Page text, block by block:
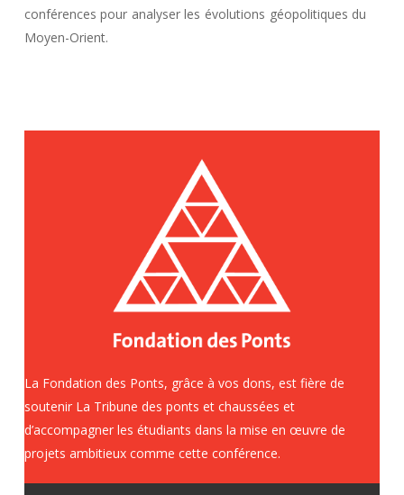
conférences pour analyser les évolutions géopolitiques du
Moyen-Orient.
La Fondation des Ponts, grâce à vos dons, est fière de
soutenir La Tribune des ponts et chaussées et
d’accompagner les étudiants dans la mise en œuvre de
projets ambitieux comme cette conférence.